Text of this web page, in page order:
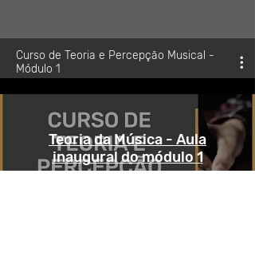
Curso de Teoria e Percepção Musical -
Módulo 1
Teoria da Música - Aula
inaugural do módulo 1